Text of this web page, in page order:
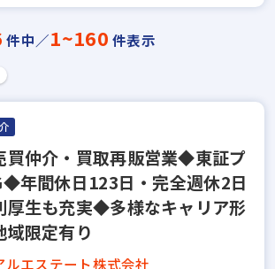
件中／1~160 件表示
買仲介・買取再販営業◆東証プ
年間休日123日・完全週休2日
生も充実◆多様なキャリア形
限定有り
ルエステート株式会社